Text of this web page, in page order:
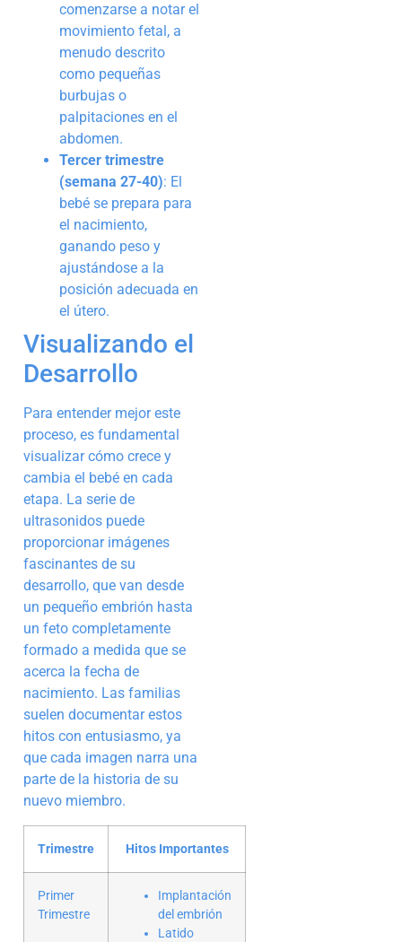
comenzarse a notar el
movimiento fetal, a
menudo descrito
como pequeñas
burbujas o
palpitaciones en el
abdomen.
Tercer trimestre
(semana 27-40): El
bebé se prepara para
el nacimiento,
ganando peso y
ajustándose a la
posición adecuada en
el útero.
Visualizando el
Desarrollo
Para entender mejor este
proceso, es fundamental
visualizar cómo crece y
cambia el bebé en cada
etapa. La serie de
ultrasonidos puede
proporcionar imágenes
fascinantes de su
desarrollo, que van desde
un pequeño embrión hasta
un feto completamente
formado a medida que se
acerca la fecha de
nacimiento. Las familias
suelen documentar estos
hitos con entusiasmo, ya
que cada imagen narra una
parte de la historia de su
nuevo miembro.
Trimestre Hitos Importantes
Primer
Trimestre
Implantación
del embrión
Latido